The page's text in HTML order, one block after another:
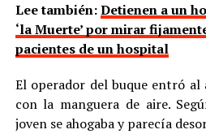
Lee también:Detienen a un
‘la Muerte’ por mirar
pacientes de un hospital
El operador del buque entró al
con la manguera de aire.
joven se ahogaba y parecía